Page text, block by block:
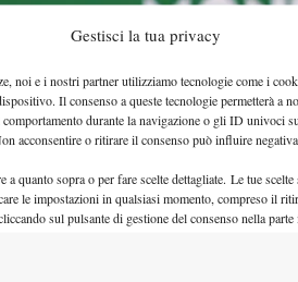
Gestisci la tua privacy
noi e i nostri partner utilizziamo tecnologie come i
Il consenso a queste tecnologie permetterà a
durante la navigazione o gli ID univoci
acconsentire o ritirare il consenso può influire
a quanto sopra o per fare scelte dettagliate. Le tue scelte
le impostazioni in qualsiasi momento, compreso il
sul pulsante di gestione del consenso nella
Sinneral secondo turno degli
in due set lo statunitense Alex
Sarà il primo confronto tra
Campo Centrale.